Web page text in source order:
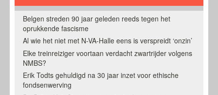
Belgen streden 90 jaar geleden reeds tegen het
oprukkende fascisme
Al wie het niet met N-VA-Halle eens is verspreidt ‘onzin’
Elke treinreiziger voortaan verdacht zwartrijder volgens
NMBS?
Erik Todts gehuldigd na 30 jaar inzet voor ethische
fondsenwerving